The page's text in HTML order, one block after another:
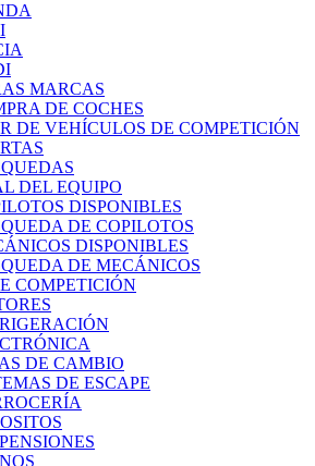
MARCAS
DE COCHES
DE VEHÍCULOS DE COMPETICIÓN
DEL EQUIPO
DISPONIBLES
DE COPILOTOS
DISPONIBLES
DE MECÁNICOS
COMPETICIÓN
DE CAMBIO
DE ESCAPE